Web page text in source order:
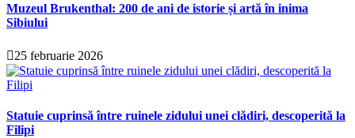
Muzeul Brukenthal: 200 de ani de istorie și artă în inima
Sibiului
25 februarie 2026
Statuie cuprinsă între ruinele zidului unei clădiri, descoperită la
Filipi